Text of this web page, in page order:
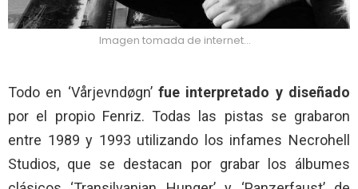
Imagen tomada de internet…
Todo en ‘Vårjevndøgn’ fue interpretado y diseñado
por el propio Fenriz. Todas las pistas se grabaron
entre 1989 y 1993 utilizando los infames Necrohell
Studios, que se destacan por grabar los álbumes